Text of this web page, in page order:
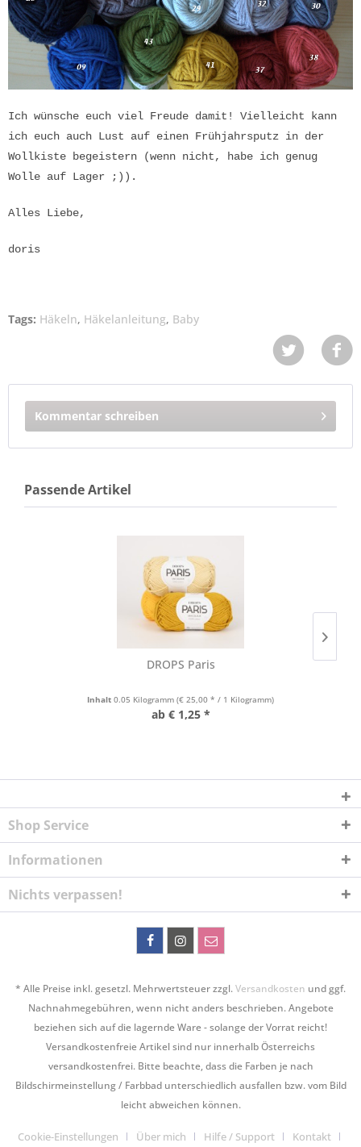
Ich wünsche euch viel Freude damit! Vielleicht kann
ich euch auch Lust auf einen Frühjahrsputz in der
Wollkiste begeistern (wenn nicht, habe ich genug
Wolle auf Lager ;)).
Alles Liebe,
doris
Tags: Häkeln, Häkelanleitung, Baby
Kommentar schreiben
Passende Artikel
DROPS Paris
Inhalt 0.05 Kilogramm (€ 25,00 * / 1 Kilogramm)
ab € 1,25 *
Shop Service
Informationen
Nichts verpassen!
* Alle Preise inkl. gesetzl. Mehrwertsteuer zzgl.Versandkosten und ggf.
Nachnahmegebühren, wenn nicht anders beschrieben. Angebote
beziehen sich auf die lagernde Ware - solange der Vorrat reicht!
Versandkostenfreie Artikel sind nur innerhalb Österreichs
versandkostenfrei. Bitte beachte, dass die Farben je nach
Bildschirmeinstellung / Farbbad unterschiedlich ausfallen bzw. vom Bild
leicht abweichen können.
Cookie-Einstellungen Über mich Hilfe / Support Kontakt